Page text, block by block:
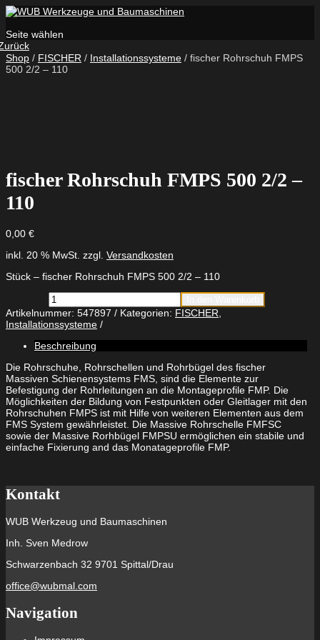
Seite wählen
Shop / FISCHER / Installationssysteme / fischer Rohrschuh FMPS
500 2/2 – 110
fischer Rohrschuh FMPS 500 2/2 –
110
0,00 €
inkl. 20 % MwSt. zzgl. Versandkosten
Stück – fischer Rohrschuh FMPS 500 2/2 – 110
fischer
Rohrschuh
FMPS
500
2/2
-
110
Menge
Artikelnummer: 547897 Kategorien: FISCHER
Installationssysteme
Beschreibung
Die Rohrschuhe, Rohrschellen und Rohrbügel des fischer
Massiven Schienensystems FMS, sind die Elemente zur
Befestigung der Rohrleitungen an die Montageprofile FMP. Die
Möglichkeiten der Bildung von Festpunkten oder Gleitlager mit den
Rohrschuhen FMPS ist mit Hilfe von weiteren Elementen aus dem
FMS System gewährleistet. Die Massive Rohrschelle FMFSC
sowie der Massive Rorhbügel FMPSU ermöglichen ein stabile und
einfache Fixierung and das Monatageprofile FMP.
Kontakt
WUB Werkzeug und Baumaschinen
Inh. Sven Medrow
Schwarzenbach 32 9701 Spittal/Drau
office@wubmal.com
Navigation